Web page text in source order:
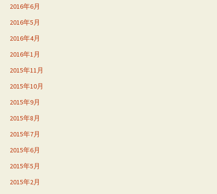
2016年6月
2016年5月
2016年4月
2016年1月
2015年11月
2015年10月
2015年9月
2015年8月
2015年7月
2015年6月
2015年5月
2015年2月